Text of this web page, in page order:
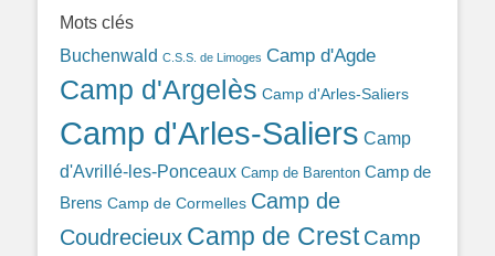
Mots clés
Buchenwald C.S.S. de Limoges Camp d'Agde
Camp d'Argelès Camp d'Arles-Saliers
Camp d'Arles-Saliers Camp
d'Avrillé-les-Ponceaux Camp de Barenton Camp de
Brens Camp de Cormelles Camp de
Coudrecieux Camp de Crest Camp